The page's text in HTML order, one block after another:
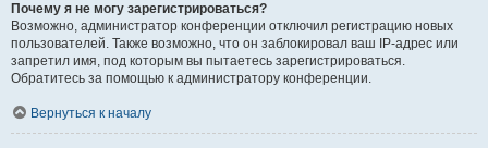
Почему я не могу зарегистрироваться?
Возможно, администратор конференции отключил регистрацию новых
пользователей. Также возможно, что он заблокировал ваш IP-адрес или
запретил имя, под которым вы пытаетесь зарегистрироваться.
Обратитесь за помощью к администратору конференции.
Вернуться к началу